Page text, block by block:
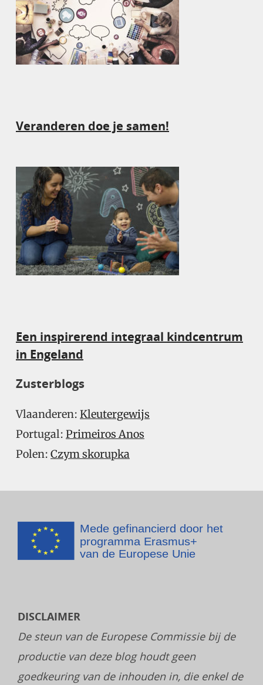
Veranderen doe je samen!
Een inspirerend integraal kindcentrum
in Engeland
Zusterblogs
Vlaanderen: Kleutergewijs
Portugal: Primeiros Anos
Polen: Czym skorupka
DISCLAIMER
De steun van de Europese Commissie bij de
productie van deze blog houdt geen
goedkeuring van de inhouden in, die enkel de